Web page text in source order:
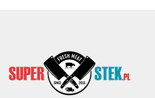
Król smalców
Smalec kaczy to prawdziwy król w
smażenia i pieczenia. Świetna jakość i